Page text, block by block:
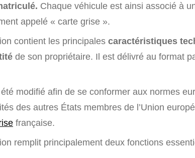
Chaque véhicule est ainsi associé à
appelé « carte grise ».
contient les principales caractéristiques
de son propriétaire. Il est délivré au format
modifié afin de se conformer aux normes
des autres États membres de l’Union
française.
remplit principalement deux fonctions